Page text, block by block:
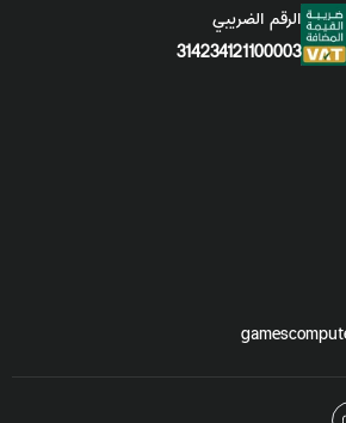
الرقم الضريبي
314234121100003